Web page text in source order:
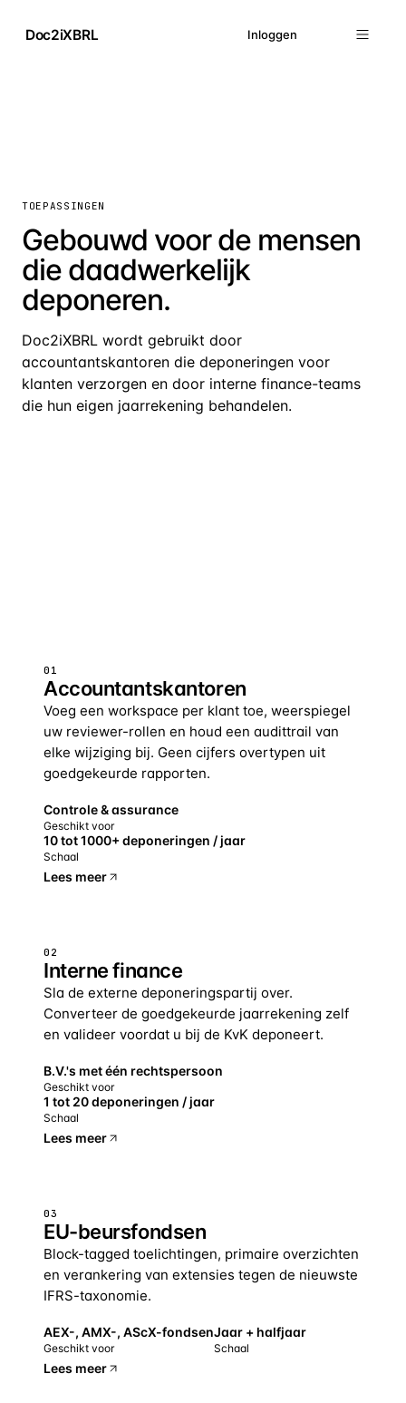
Doc2iXBRL Inloggen
TOEPASSINGEN
Gebouwd voor de mensen
die daadwerkelijk
deponeren.
Doc2iXBRL wordt gebruikt door
accountantskantoren die deponeringen voor
klanten verzorgen en door interne finance-teams
die hun eigen jaarrekening behandelen.
01
Accountantskantoren
Voeg een workspace per klant toe, weerspiegel
uw reviewer-rollen en houd een audittrail van
elke wijziging bij. Geen cijfers overtypen uit
goedgekeurde rapporten.
Controle & assurance
Geschikt voor
10 tot 1000+ deponeringen / jaar
Schaal
Lees meer
02
Interne finance
Sla de externe deponeringspartij over.
Converteer de goedgekeurde jaarrekening zelf
en valideer voordat u bij de KvK deponeert.
B.V.'s met één rechtspersoon
Geschikt voor
1 tot 20 deponeringen / jaar
Schaal
Lees meer
03
EU-beursfondsen
Block-tagged toelichtingen, primaire overzichten
en verankering van extensies tegen de nieuwste
IFRS-taxonomie.
AEX-, AMX-, AScX-fondsen
Geschikt voor
Jaar + halfjaar
Schaal
Lees meer